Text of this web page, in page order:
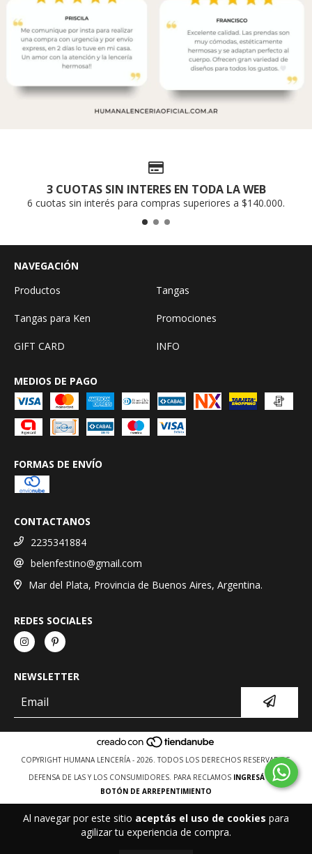
Al navegar por este sitio aceptás el uso de cookies para
agilizar tu experiencia de compra.
3 CUOTAS SIN INTERES EN TODA LA WEB
6 cuotas sin interés para compras superiores a $140.000.
NAVEGACIÓN
Productos
Tangas
Tangas para Ken Promociones
GIFT CARD INFO
MEDIOS DE PAGO
FORMAS DE ENVÍO
CONTACTANOS
2235341884
belenfestino@gmail.com
Mar del Plata, Provincia de Buenos Aires, Argentina.
REDES SOCIALES
NEWSLETTER
COPYRIGHT HUMANA LENCERÍA - 2026. TODOS LOS DERECHOS RESERVADOS.
DEFENSA DE LAS Y LOS CONSUMIDORES. PARA RECLAMOS INGRESÁ ACÁ.
BOTÓN DE ARREPENTIMIENTO